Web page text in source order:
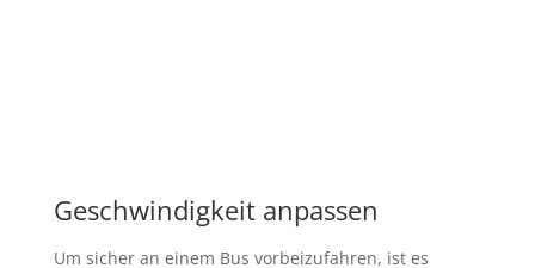
Geschwindigkeit anpassen
Um sicher an einem Bus vorbeizufahren, ist es